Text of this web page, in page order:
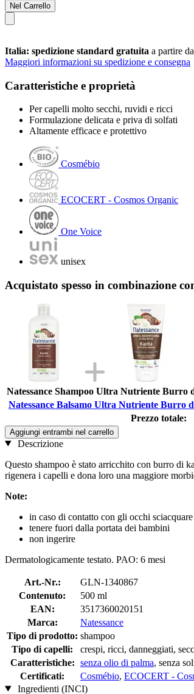
Nel Carrello
Italia: spedizione standard gratuita a partire
Maggiori informazioni su spedizione e consegna
Caratteristiche e proprietà
Per capelli molto secchi, ruvidi e ricci
Formulazione delicata e priva di solfati
Altamente efficace e protettivo
Cosmébio
ECOCERT - Cosmos Organic
One Voice
unisex
Acquistato spesso in combinazione
Natessance Shampoo Ultra Nutriente Burro
Natessance Balsamo Ultra Nutriente Burro
Prezzo totale:
Aggiungi entrambi nel carrello
Descrizione
Questo shampoo è stato arricchito con burro di
rigenera i capelli e dona loro una maggiore
Note:
in caso di contatto con gli occhi
tenere fuori dalla portata dei bambini
non ingerire
Dermatologicamente testato. PAO: 6 mesi
Art.-Nr.:
GLN-1340867
Contenuto:
500 ml
EAN:
3517360020151
Marca:
Natessance
Tipo di prodotto: shampoo
Tipo di capelli:
crespi, ricci, danneggiati,
Caratteristiche: senza olio di palma, senza
Certificati:
Cosmébio, ECOCERT -
Ingredienti (INCI)